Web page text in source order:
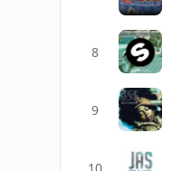
8
9
10